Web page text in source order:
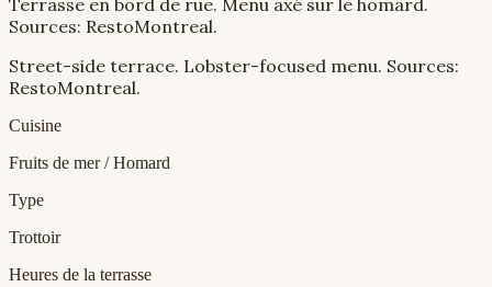
Sources: RestoMontreal.
Street-side terrace. Lobster-focused menu. Sources:
RestoMontreal.
Cuisine
Fruits de mer / Homard
Type
Trottoir
Heures de la terrasse